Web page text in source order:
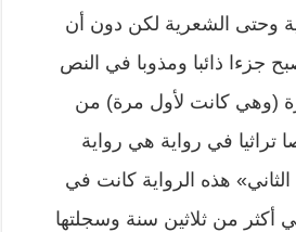
وحتى الشعرية لكن دون أن
جزءا ذائبا ومذوبا في النص
(وهي كانت لأول مرة) من
تراثيا في رواية هي رواية
هذه الرواية كانت في
أكثر من ثلاثين سنة وسجلتها